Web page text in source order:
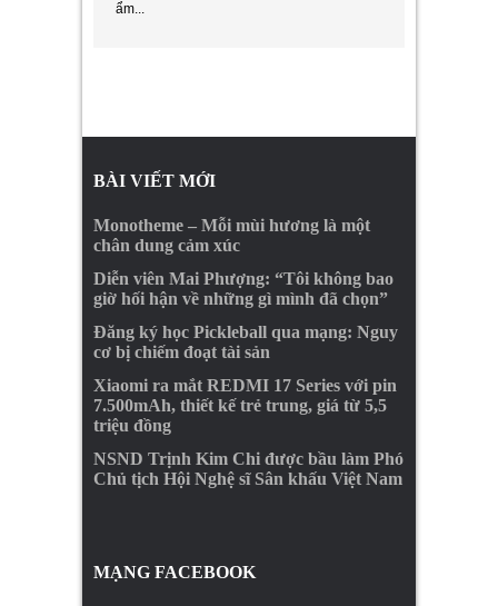
ẩm...
BÀI VIẾT MỚI
Monotheme – Mỗi mùi hương là một
chân dung cảm xúc
Diễn viên Mai Phượng: “Tôi không bao
giờ hối hận về những gì mình đã chọn”
Đăng ký học Pickleball qua mạng: Nguy
cơ bị chiếm đoạt tài sản
Xiaomi ra mắt REDMI 17 Series với pin
7.500mAh, thiết kế trẻ trung, giá từ 5,5
triệu đồng
NSND Trịnh Kim Chi được bầu làm Phó
Chủ tịch Hội Nghệ sĩ Sân khấu Việt Nam
MẠNG FACEBOOK